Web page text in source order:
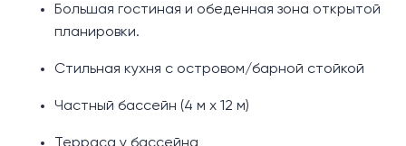
Большая гостиная и обеденная зона открытой
планировки.
Стильная кухня с островом/барной стойкой
Частный бассейн (4 м x 12 м)